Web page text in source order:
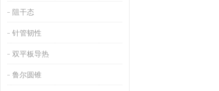
阻干态
针管韧性
双平板导热
鲁尔圆锥